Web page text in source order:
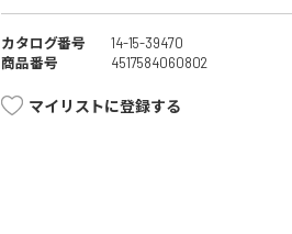
カタログ番号
14-15-39470
商品番号
4517584060802
マイリストに登録する